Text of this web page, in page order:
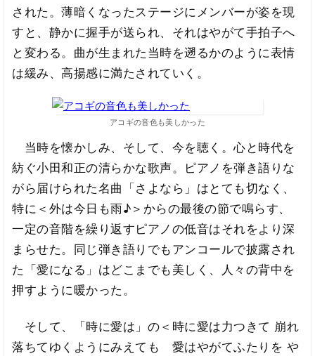
された。薄暗くなったステージにメンバーが姿を現
すと、静かに握手が送られ、それはやがて手拍子へ
と変わる。曲が生まれた当時を遡るかのように表情
は緩み、高揚感に満たされていく。
アコギの音色も美しかった
当時を懐かしみ、そして、今を聴く。心と時代を
紡ぐ小田和正の清らかな歌声。ピアノを弾き語りな
がら届けられた名曲「さよなら」はとても切なく、
特に＜外は今日も雨♪＞からの最後の節で鳴らす、
一定の音階を繰り返すピアノの低音はそれをより深
まらせた。同じ弾き語りでもアンコールで披露され
た「愛になる」はどこまでも美しく、人々の背中を
押すように暖かった。
そして、「時に愛は」の＜時に愛は力つきて 崩れ
落ちてゆくようにみえても 愛はやがてふたりを や